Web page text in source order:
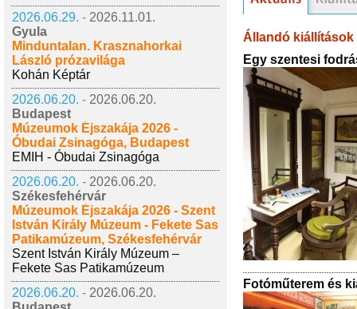
2026.06.29. - 2026.11.01.
Gyula
Minduntalan. Krasznahorkai
László prózavilága
Kohán Képtár
2026.06.20. - 2026.06.20.
Budapest
Múzeumok Éjszakája 2026 -
Óbudai Zsinagóga, Budapest
EMIH - Óbudai Zsinagóga
2026.06.20. - 2026.06.20.
Székesfehérvár
Múzeumok Éjszakája 2026 - Szent
István Király Múzeum - Fekete Sas
Patikamúzeum, Székesfehérvár
Szent István Király Múzeum –
Fekete Sas Patikamúzeum
2026.06.20. - 2026.06.20.
Állandó kiállítások
Egy szentesi
Fotóműterem és